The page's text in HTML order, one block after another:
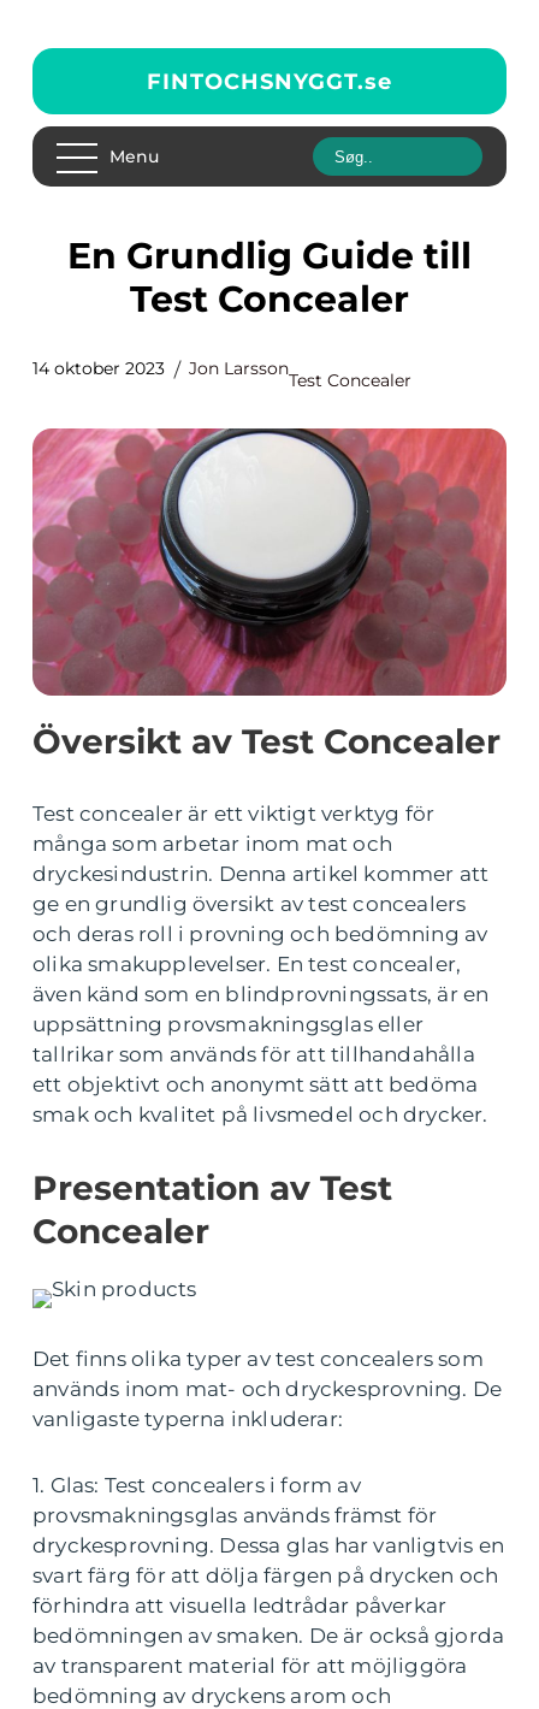
FINTOCHSNYGGT.se
Menu
En Grundlig Guide till
Test Concealer
14 oktober 2023 Jon Larsson
Test Concealer
Översikt av Test Concealer
Test concealer är ett viktigt verktyg för
många som arbetar inom mat och
dryckesindustrin. Denna artikel kommer att
ge en grundlig översikt av test concealers
och deras roll i provning och bedömning av
olika smakupplevelser. En test concealer,
även känd som en blindprovningssats, är en
uppsättning provsmakningsglas eller
tallrikar som används för att tillhandahålla
ett objektivt och anonymt sätt att bedöma
smak och kvalitet på livsmedel och drycker.
Presentation av Test
Concealer
Det finns olika typer av test concealers som
används inom mat- och dryckesprovning. De
vanligaste typerna inkluderar:
1. Glas: Test concealers i form av
provsmakningsglas används främst för
dryckesprovning. Dessa glas har vanligtvis en
svart färg för att dölja färgen på drycken och
förhindra att visuella ledtrådar påverkar
bedömningen av smaken. De är också gjorda
av transparent material för att möjliggöra
bedömning av dryckens arom och